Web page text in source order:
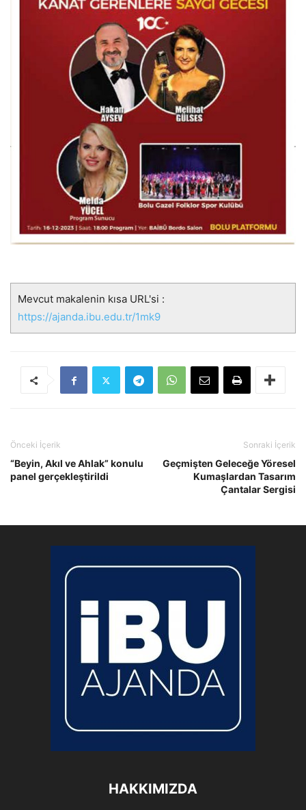
Mevcut makalenin kısa URL'si :
https://ajanda.ibu.edu.tr/1mk9
Önceki İçerik
“Beyin, Akıl ve Ahlak” konulu
panel gerçekleştirildi
Sonraki İçerik
Geçmişten Geleceğe Yöresel
Kumaşlardan Tasarım
Çantalar Sergisi
HAKKIMIZDA